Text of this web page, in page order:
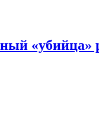
«убийца»